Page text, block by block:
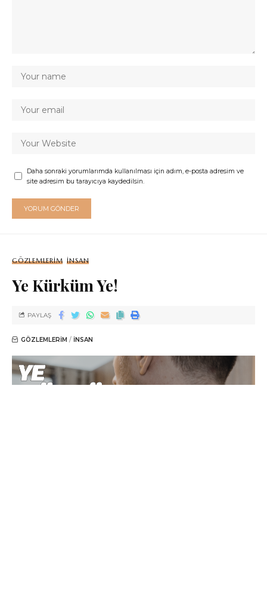
Daha sonraki yorumlarımda kullanılması için adım, e-posta adresim ve
site adresim bu tarayıcıya kaydedilsin.
GÖZLEMLERIM İNSAN
Ye Kürküm Ye!
GÖZLEMLERIM İNSAN
PAYLAŞ